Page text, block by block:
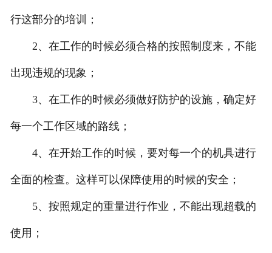
行这部分的培训；
2、在工作的时候必须合格的按照制度来，不能
出现违规的现象；
3、在工作的时候必须做好防护的设施，确定好
每一个工作区域的路线；
4、在开始工作的时候，要对每一个的机具进行
全面的检查。这样可以保障使用的时候的安全；
5、按照规定的重量进行作业，不能出现超载的
使用；